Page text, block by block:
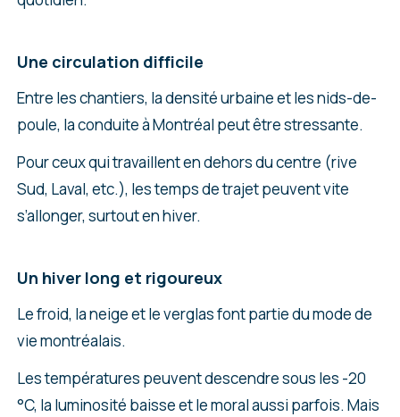
Une circulation difficile
Entre les chantiers, la densité urbaine et les nids-de-
poule, la conduite à Montréal peut être stressante.
Pour ceux qui travaillent en dehors du centre (rive
Sud, Laval, etc.), les temps de trajet peuvent vite
s’allonger, surtout en hiver.
Un hiver long et rigoureux
Le froid, la neige et le verglas font partie du mode de
vie montréalais.
Les températures peuvent descendre sous les -20
°C, la luminosité baisse et le moral aussi parfois. Mais